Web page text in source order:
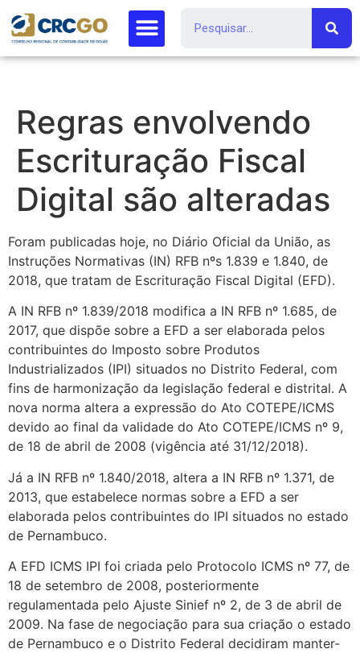
Regras envolvendo
Escrituração Fiscal
Digital são alteradas
Foram publicadas hoje, no Diário Oficial da União, as
Instruções Normativas (IN) RFB nºs 1.839 e 1.840, de
2018, que tratam de Escrituração Fiscal Digital (EFD).
A IN RFB nº 1.839/2018 modifica a IN RFB nº 1.685, de
2017, que dispõe sobre a EFD a ser elaborada pelos
contribuintes do Imposto sobre Produtos
Industrializados (IPI) situados no Distrito Federal, com
fins de harmonização da legislação federal e distrital. A
nova norma altera a expressão do Ato COTEPE/ICMS
devido ao final da validade do Ato COTEPE/ICMS nº 9,
de 18 de abril de 2008 (vigência até 31/12/2018).
Já a IN RFB nº 1.840/2018, altera a IN RFB nº 1.371, de
2013, que estabelece normas sobre a EFD a ser
elaborada pelos contribuintes do IPI situados no estado
de Pernambuco.
A EFD ICMS IPI foi criada pelo Protocolo ICMS nº 77, de
18 de setembro de 2008, posteriormente
regulamentada pelo Ajuste Sinief nº 2, de 3 de abril de
2009. Na fase de negociação para sua criação o estado
de Pernambuco e o Distrito Federal decidiram manter-